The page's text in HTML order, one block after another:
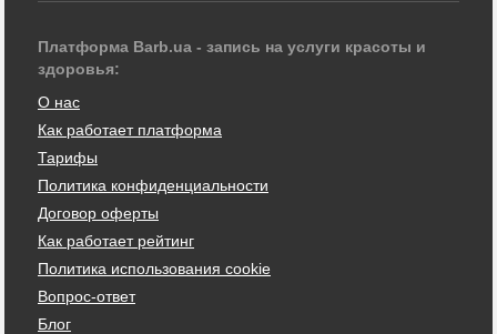
Платформа Barb.ua - запись на услуги красоты и
здоровья:
О нас
Как работает платформа
Тарифы
Политика конфиденциальности
Договор оферты
Как работает рейтинг
Политика использования cookie
Вопрос-ответ
Блог